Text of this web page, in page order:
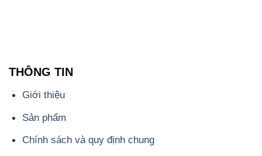
THÔNG TIN
Giới thiệu
Sản phẩm
Chính sách và quy định chung